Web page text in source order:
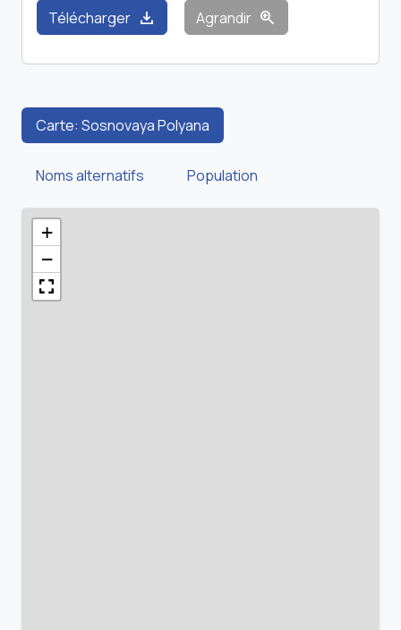
Télécharger download Agrandir zoom_in
Carte: Sosnovaya Polyana
Noms alternatifs Population
+
−